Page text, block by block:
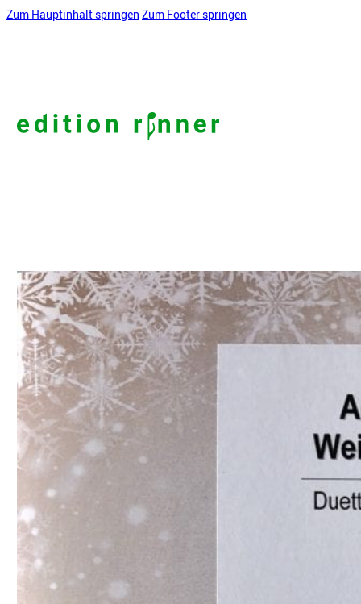
Zum Hauptinhalt springen Zum Footer springen